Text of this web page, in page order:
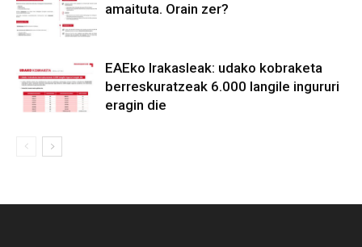
amaituta. Orain zer?
EAEko Irakasleak: udako kobraketa
berreskuratzeak 6.000 langile ingururi
eragin die